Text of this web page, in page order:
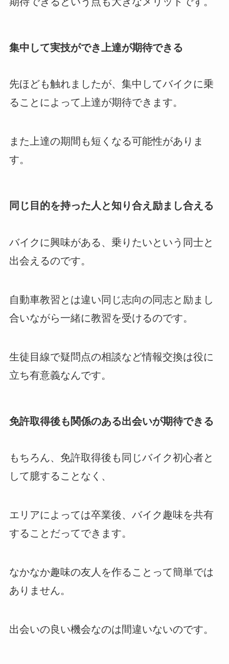
集中して実技ができ上達が期待できる
先ほども触れましたが、集中してバイクに乗
ることによって上達が期待できます。
また上達の期間も短くなる可能性がありま
す。
同じ目的を持った人と知り合え励まし合える
バイクに興味がある、乗りたいという同士と
出会えるのです。
自動車教習とは違い同じ志向の同志と励まし
合いながら一緒に教習を受けるのです。
生徒目線で疑問点の相談など情報交換は役に
立ち有意義なんです。
免許取得後も関係のある出会いが期待できる
もちろん、免許取得後も同じバイク初心者と
して臆することなく、
エリアによっては卒業後、バイク趣味を共有
することだってできます。
なかなか趣味の友人を作ることって簡単では
ありません。
出会いの良い機会なのは間違いないのです。